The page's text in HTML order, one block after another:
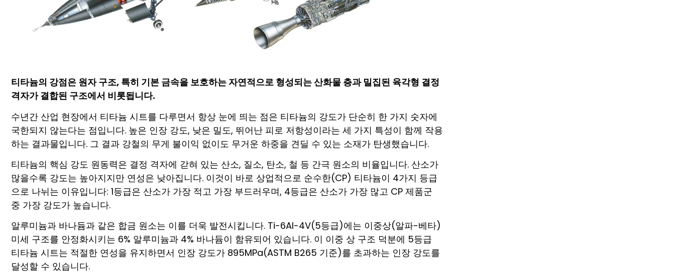
티타늄의 강점은 원자 구조, 특히 기본 금속을 보호하는 자연적으로 형성되는 산화물 층과 밀집된 육각형 결정
격자가 결합된 구조에서 비롯됩니다.
수년간 산업 현장에서 티타늄 시트를 다루면서 항상 눈에 띄는 점은 티타늄의 강도가 단순히 한 가지 숫자에
국한되지 않는다는 점입니다. 높은 인장 강도, 낮은 밀도, 뛰어난 피로 저항성이라는 세 가지 특성이 함께 작용
하는 결과물입니다. 그 결과 강철의 무게 불이익 없이도 무거운 하중을 견딜 수 있는 소재가 탄생했습니다.
티타늄의 핵심 강도 원동력은 결정 격자에 갇혀 있는 산소, 질소, 탄소, 철 등 간극 원소의 비율입니다. 산소가
많을수록 강도는 높아지지만 연성은 낮아집니다. 이것이 바로 상업적으로 순수한(CP) 티타늄이 4가지 등급
으로 나뉘는 이유입니다: 1등급은 산소가 가장 적고 가장 부드러우며, 4등급은 산소가 가장 많고 CP 제품군
중 가장 강도가 높습니다.
알루미늄과 바나듐과 같은 합금 원소는 이를 더욱 발전시킵니다. Ti-6Al-4V(5등급)에는 이중상(알파-베타)
미세 구조를 안정화시키는 6% 알루미늄과 4% 바나듐이 함유되어 있습니다. 이 이중 상 구조 덕분에 5등급
티타늄 시트는 적절한 연성을 유지하면서 인장 강도가 895MPa(ASTM B265 기준)를 초과하는 인장 강도를
달성할 수 있습니다.